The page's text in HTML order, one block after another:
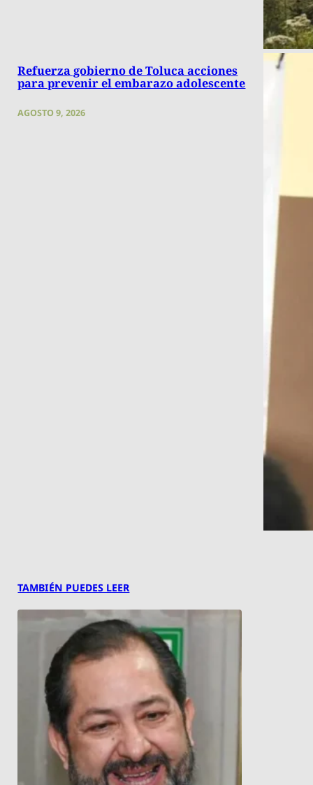
Refuerza gobierno de Toluca acciones
para prevenir el embarazo adolescente
AGOSTO 9, 2026
TAMBIÉN PUEDES LEER